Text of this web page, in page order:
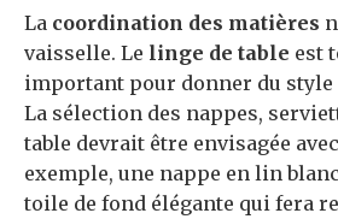
La coordination des matières
vaisselle. Le linge de table est
important pour donner du style
La sélection des nappes,
table devrait être envisagée
exemple, une nappe en lin
toile de fond élégante qui fera